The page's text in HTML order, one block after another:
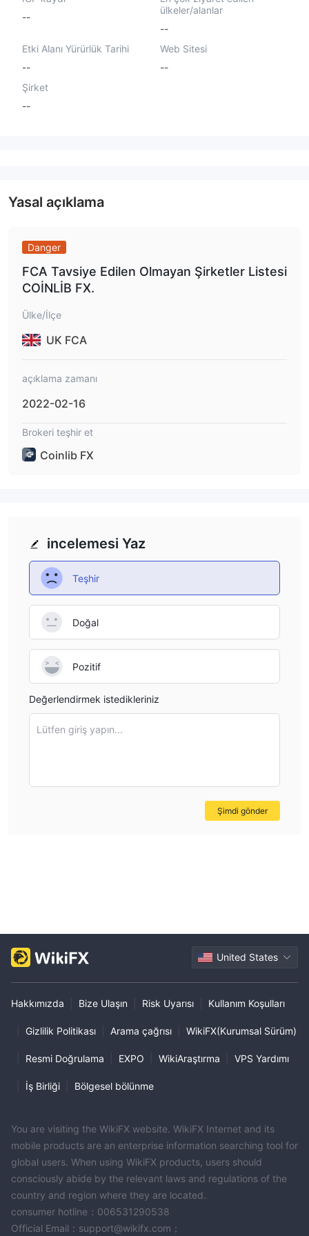
--
ülkeler/alanlar
--
Etki Alanı Yürürlük Tarihi
--
Web Sitesi
--
Şirket
--
Yasal açıklama
Danger
FCA Tavsiye Edilen Olmayan Şirketler Listesi
COİNLİB FX.
Ülke/İlçe
UK FCA
açıklama zamanı
2022-02-16
Brokeri teşhir et
Coinlib FX
incelemesi Yaz
Teşhir
Doğal
Pozitif
Değerlendirmek istedikleriniz
Lütfen giriş yapın...
Şimdi gönder
United States
Hakkımızda Bize Ulaşın Risk Uyarısı Kullanım Koşulları
Gizlilik Politikası Arama çağrısı WikiFX(Kurumsal Sürüm)
Resmi Doğrulama EXPO WikiAraştırma VPS Yardımı
İş Birliği Bölgesel bölünme
You are visiting the WikiFX website. WikiFX Internet and its
mobile products are an enterprise information searching tool for
global users. When using WikiFX products, users should
consciously abide by the relevant laws and regulations of the
country and region where they are located.
consumer hotline：006531290538
Official Email：support@wikifx.com；